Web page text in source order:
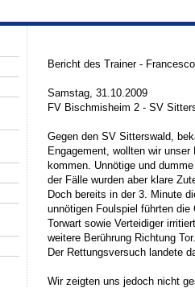
Bericht des Trainer -
Samstag, 31.10.2009
FV Bischmisheim 2 - SV
Gegen den SV Sitterswald,
Engagement, wollten wir
kommen. Unnötige und
der Fälle wurden aber klare
Doch bereits in der 3. Minute
unnötigen Foulspiel führten
Torwart sowie Verteidiger
weitere Berührung Richtung Tor.
Der Rettungsversuch landete
Wir zeigten uns jedoch nicht